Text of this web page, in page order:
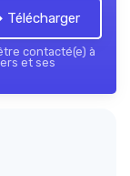
Télécharger
contacté(e) à
et ses